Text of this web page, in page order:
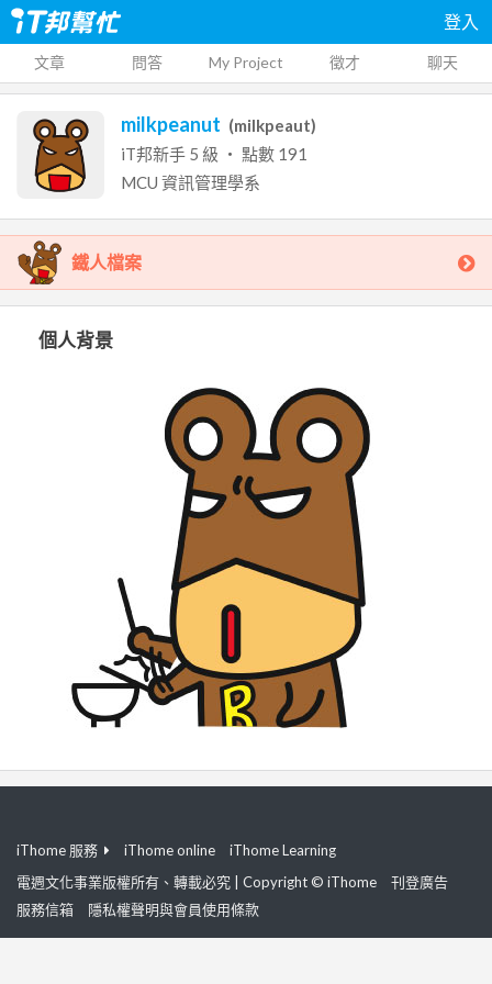
登入
文章 問答 My Project 徵才 聊天
milkpeanut (milkpeaut)
iT邦新手 5 級 ‧ 點數 191
MCU 資訊管理學系
鐵人檔案
個人背景
iThome 服務 iThome online
iThome Learning
電週文化事業版權所有、轉載必究 | Copyright © iThome
刊登廣告
服務信箱
隱私權聲明與會員使用條款